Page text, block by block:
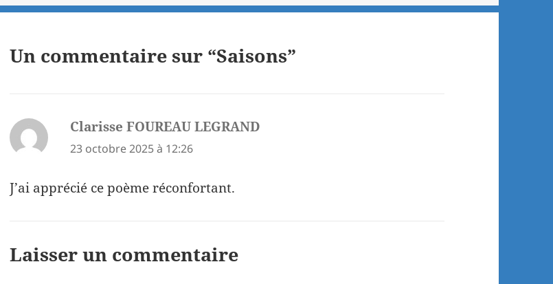
Un commentaire sur “Saisons”
Clarisse FOUREAU LEGRAND
23 octobre 2025 à 12:26
J’ai apprécié ce poème réconfortant.
Laisser un commentaire